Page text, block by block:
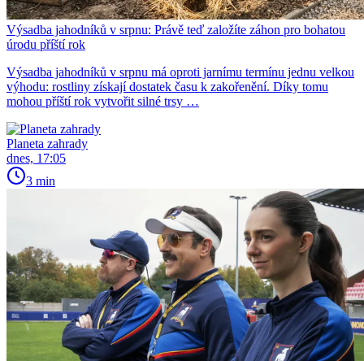
Výsadba jahodníků v srpnu: Právě teď založíte záhon pro bohatou
úrodu příští rok
Výsadba jahodníků v srpnu má oproti jarnímu termínu jednu velkou
výhodu: rostliny získají dostatek času k zakořenění. Díky tomu
mohou příští rok vytvořit silné trsy …
Planeta zahrady
dnes, 17:05
3 min